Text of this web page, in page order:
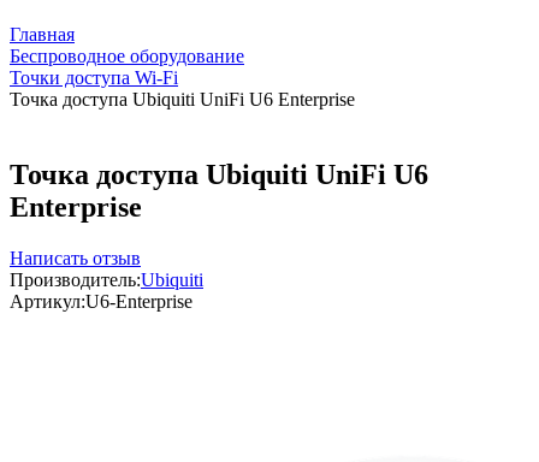
Главная
Беспроводное оборудование
Точки доступа Wi-Fi
Точка доступа Ubiquiti UniFi U6 Enterprise
Точка доступа Ubiquiti UniFi U6
Enterprise
Написать отзыв
Производитель:Ubiquiti
Артикул:U6-Enterprise